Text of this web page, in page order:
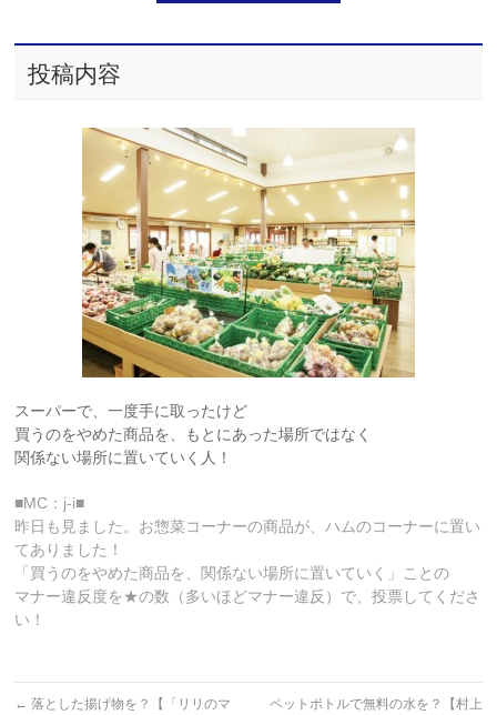
投稿内容
スーパーで、一度手に取ったけど
買うのをやめた商品を、もとにあった場所ではなく
関係ない場所に置いていく人！
■MC：j-i■
昨日も見ました。お惣菜コーナーの商品が、ハムのコーナーに置い
てありました！
「買うのをやめた商品を、関係ない場所に置いていく」ことの
マナー違反度を★の数（多いほどマナー違反）で、投票してくださ
い！
← 落とした揚げ物を？【「リリのマ
ペットボトルで無料の水を？【村上